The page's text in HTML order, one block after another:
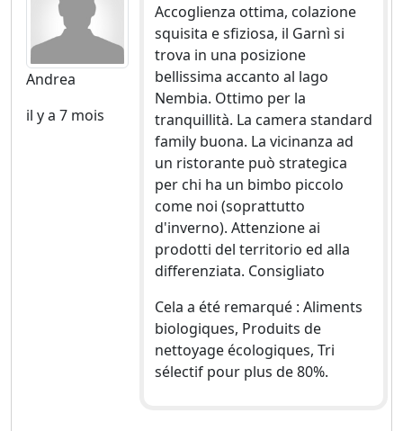
Andrea
il y a 7 mois
Accoglienza ottima, colazione
squisita e sfiziosa, il Garnì si
trova in una posizione
bellissima accanto al lago
Nembia. Ottimo per la
tranquillità. La camera standard
family buona. La vicinanza ad
un ristorante può strategica
per chi ha un bimbo piccolo
come noi (soprattutto
d'inverno). Attenzione ai
prodotti del territorio ed alla
differenziata. Consigliato
Cela a été remarqué : Aliments
biologiques, Produits de
nettoyage écologiques, Tri
sélectif pour plus de 80%.